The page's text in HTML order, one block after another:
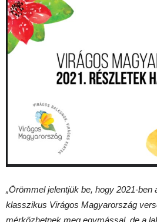
„Örömmel jelentjük be, hogy 2021-ben
klasszikus Virágos Magyarország